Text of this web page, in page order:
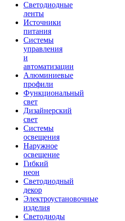
Светодиодные
ленты
Источники
питания
Системы
управления
и
автоматизации
Алюминиевые
профили
Функциональный
свет
Дизайнерский
свет
Системы
освещения
Наружное
освещение
Гибкий
неон
Светодиодный
декор
Электроустановочные
изделия
Светодиоды